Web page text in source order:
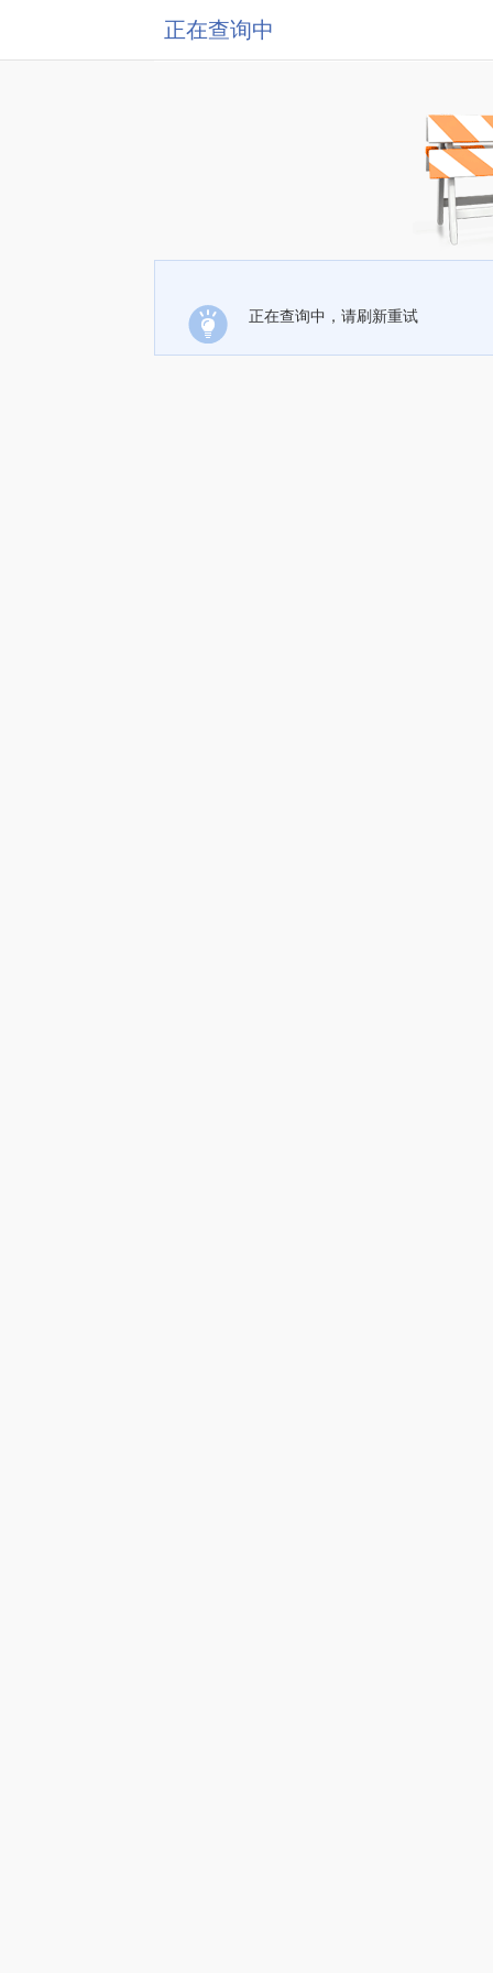
正在查询中
正在查询中，请刷新重试